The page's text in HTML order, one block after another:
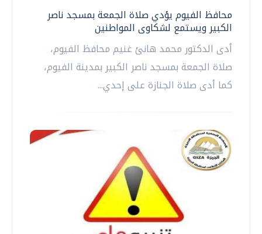
محافظ الفيوم يؤدي صلاة الجمعة بمسجد ناصر
الكبير ويستمع لشكاوى المواطنين
أدى الدكتور محمد هانئ غنيم محافظ الفيوم،
صلاة الجمعة بمسجد ناصر الكبير بمدينة الفيوم،
كما أدى صلاة الجنازة على إحدي...